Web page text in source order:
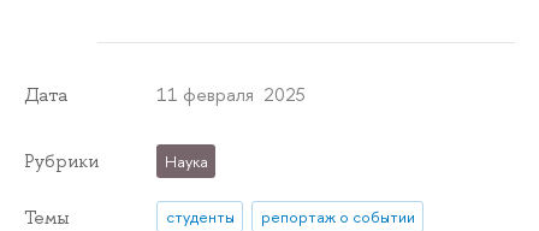
Дата 11 февраля 2025
Рубрики Наука
Темы студенты репортаж о событии